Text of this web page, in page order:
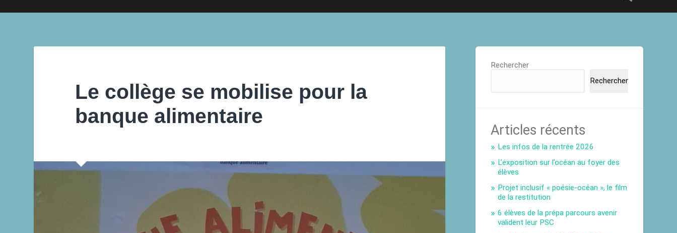
Le collège se mobilise pour la
banque alimentaire
Rechercher
Rechercher
Articles récents
Les infos de la rentrée 2026
L’exposition sur l’océan au foyer des
élèves
Projet inclusif « poésie-océan », le film
de la restitution
6 élèves de la prépa parcours avenir
valident leur PSC